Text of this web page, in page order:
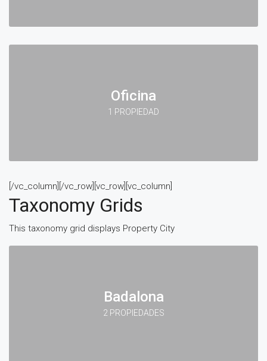
Oficina
1 PROPIEDAD
[/vc_column][/vc_row][vc_row][vc_column]
Taxonomy Grids
This taxonomy grid displays Property City
Badalona
2 PROPIEDADES